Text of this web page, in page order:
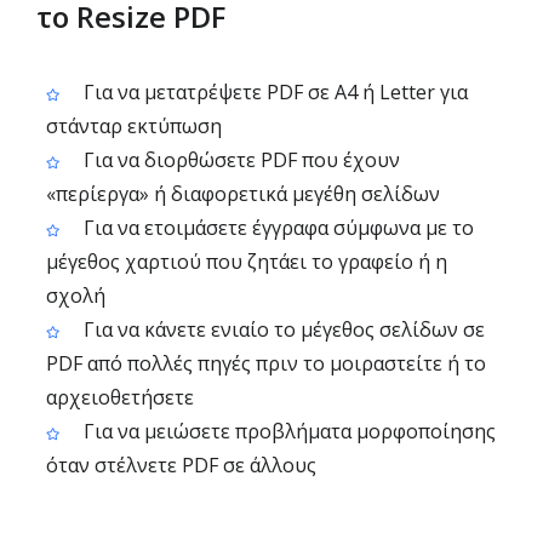
το Resize PDF
Για να μετατρέψετε PDF σε A4 ή Letter για
στάνταρ εκτύπωση
Για να διορθώσετε PDF που έχουν
«περίεργα» ή διαφορετικά μεγέθη σελίδων
Για να ετοιμάσετε έγγραφα σύμφωνα με το
μέγεθος χαρτιού που ζητάει το γραφείο ή η
σχολή
Για να κάνετε ενιαίο το μέγεθος σελίδων σε
PDF από πολλές πηγές πριν το μοιραστείτε ή το
αρχειοθετήσετε
Για να μειώσετε προβλήματα μορφοποίησης
όταν στέλνετε PDF σε άλλους